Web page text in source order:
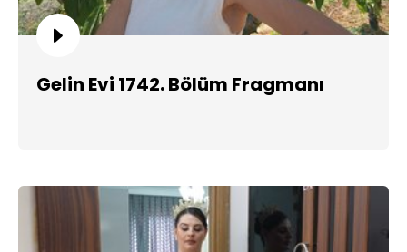
Gelin Evi 1742. Bölüm Fragmanı